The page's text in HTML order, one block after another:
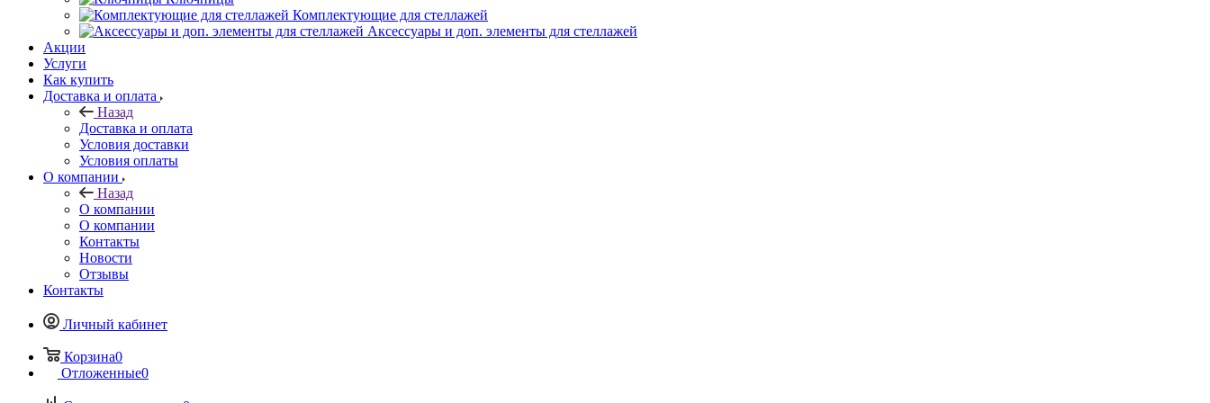
Комплектующие для стеллажей
Аксессуары и доп. элементы для стеллажей
Акции
Услуги
Как купить
Доставка и оплата
Назад
Доставка и оплата
Условия доставки
Условия оплаты
О компании
Назад
О компании
О компании
Контакты
Новости
Отзывы
Контакты
Личный кабинет
Корзина0
Отложенные0